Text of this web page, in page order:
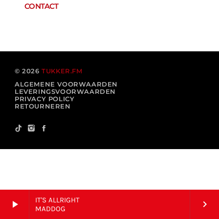
play_arrow
IT'S ALLRIGHT
MADDOG
keyboard_arrow_right
CONTACT
© 2026TUKKER.FM
ALGEMENE VOORWAARDEN
LEVERINGSVOORWAARDEN
PRIVACY POLICY
RETOURNEREN